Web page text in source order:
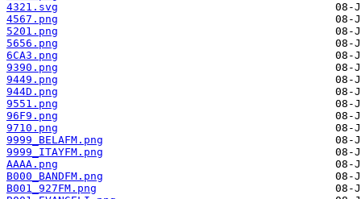
4321.svg
4567.png
5201.png
5656.png
6CA3.png
9390.png
9449.png
944D.png
9551.png
96F9.png
9710.png
9999_BELAFM.png
9999_ITAYFM.png
AAAA.png
B000_BANDFM.png
B001_927FM.png